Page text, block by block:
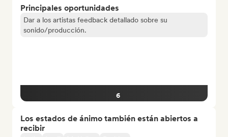
Principales oportunidades
Dar a los artistas feedback detallado sobre su
sonido/producción.
6
Los estados de ánimo también están abiertos a
recibir